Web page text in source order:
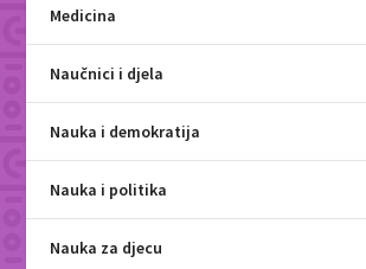
Medicina
Naučnici i djela
Nauka i demokratija
Nauka i politika
Nauka za djecu